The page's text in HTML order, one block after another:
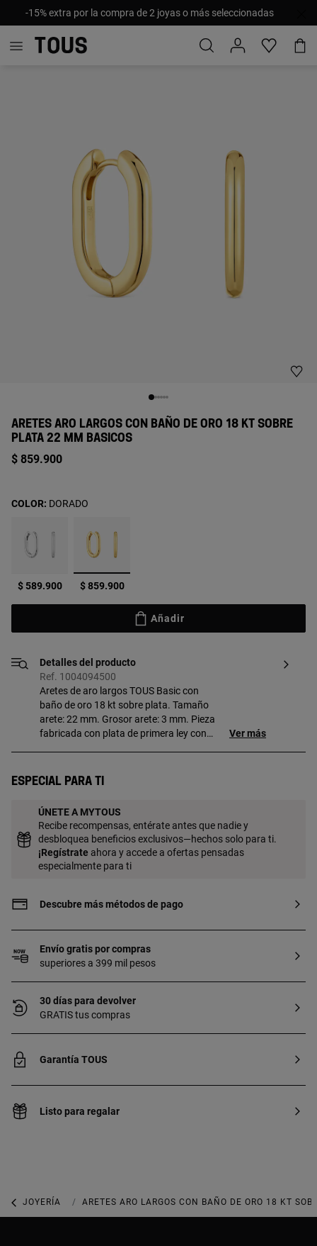
-15% extra por la compra de 2 joyas o más seleccionadas
ARETES ARO LARGOS CON BAÑO DE ORO 18 KT SOBRE
PLATA 22 MM BASICOS
$ 859.900
$ 589.900 seleccionado
$ 859.900
COLOR: DORADO
Añadir
Detalles del producto
Ref. 1004094500
Aretes de aro largos TOUS Basic con
baño de oro 18 kt sobre plata. Tamaño
arete: 22 mm. Grosor arete: 3 mm. Pieza
fabricada con plata de primera ley con
mayor durabilidad de la joya.
Ver más
Especial para ti
ÚNETE A MYTOUS
Recibe recompensas, entérate antes que nadie y
desbloquea beneficios exclusivos—hechos solo para ti.
¡Regístrate ahora y accede a ofertas pensadas
especialmente para ti
Descubre más métodos de pago
Envío gratis por compras
superiores a 399 mil pesos
30 días para devolver
GRATIS tus compras
Garantía TOUS
Listo para regalar
JOYERÍA JOYAS DE PLATA 925
ARETES ARO LARGOS CON BAÑO DE ORO 18 KT